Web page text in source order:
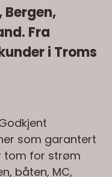
Fra
i Troms
Godkjent
som garantert
tom for strøm
båten, MC,